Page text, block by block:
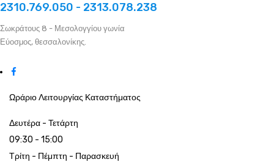
2310.769.050 - 2313.078.238
Σωκράτους 8 - Μεσολογγίου γωνία
Εύοσμος, θεσσαλονίκης.
Ωράριο Λειτουργίας Καταστήματος
Δευτέρα - Τετάρτη
09:30 - 15:00
Τρίτη - Πέμπτη - Παρασκευή